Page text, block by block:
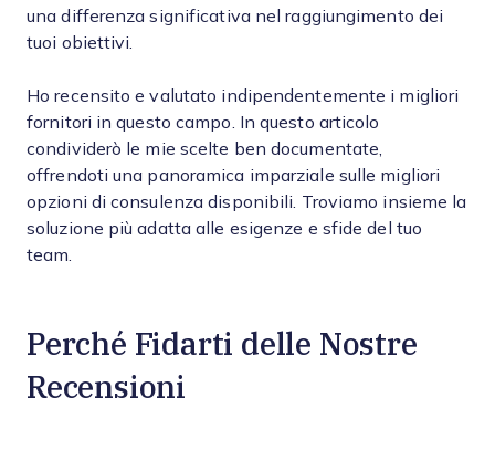
una differenza significativa nel raggiungimento dei
tuoi obiettivi.
Ho recensito e valutato indipendentemente i migliori
fornitori in questo campo. In questo articolo
condividerò le mie scelte ben documentate,
offrendoti una panoramica imparziale sulle migliori
opzioni di consulenza disponibili. Troviamo insieme la
soluzione più adatta alle esigenze e sfide del tuo
team.
Perché Fidarti delle Nostre
Recensioni